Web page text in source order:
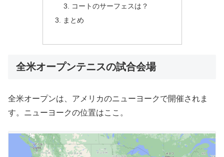
コートのサーフェスは？
まとめ
全米オープンテニスの試合会場
全米オープンは、アメリカのニューヨークで開催されま
す。ニューヨークの位置はここ。